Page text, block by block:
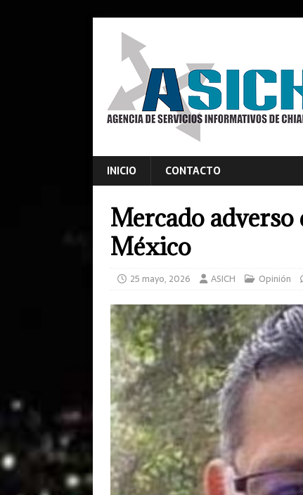
INICIO CONTACTO
Mercado adverso
México
25 mayo, 2026 ASICH Opinión